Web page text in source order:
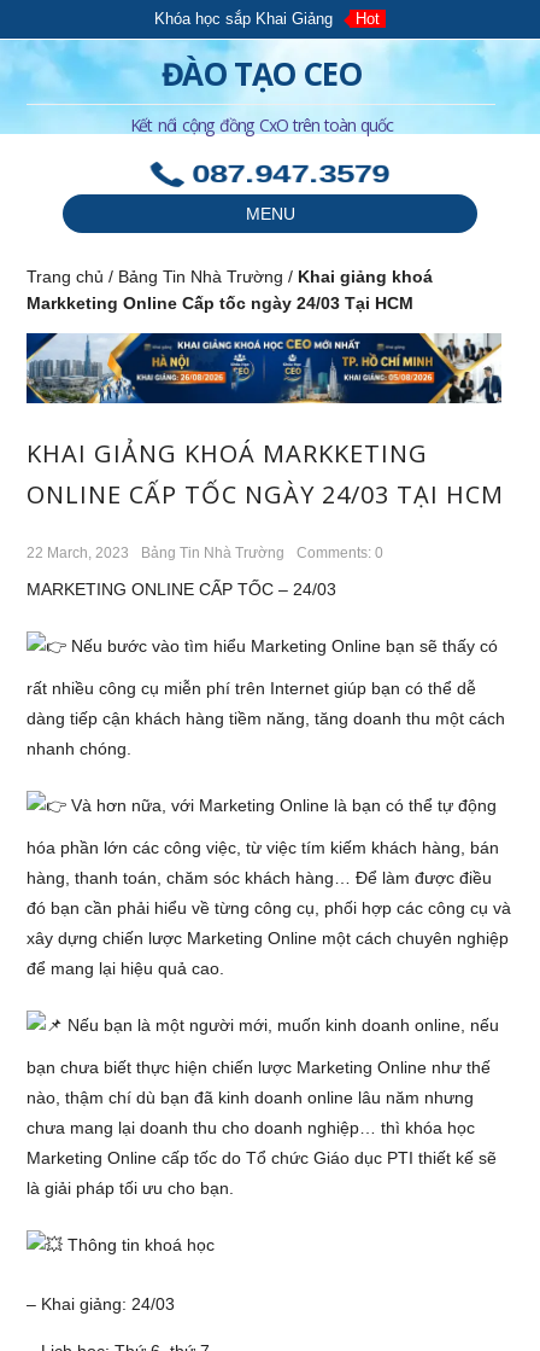
Khóa học sắp Khai Giảng Hot
ĐÀO TẠO CEO
Kết nối cộng đồng CxO trên toàn quốc
087.947.3579
MENU
Trang chủ / Bảng Tin Nhà Trường / Khai giảng khoá
Markketing Online Cấp tốc ngày 24/03 Tại HCM
KHAI GIẢNG KHOÁ MARKKETING
ONLINE CẤP TỐC NGÀY 24/03 TẠI HCM
22 March, 2023 Bảng Tin Nhà Trường Comments: 0
MARKETING ONLINE CẤP TỐC – 24/03
Nếu bước vào tìm hiểu Marketing Online bạn sẽ thấy có
rất nhiều công cụ miễn phí trên Internet giúp bạn có thể dễ
dàng tiếp cận khách hàng tiềm năng, tăng doanh thu một cách
nhanh chóng.
Và hơn nữa, với Marketing Online là bạn có thể tự động
hóa phần lớn các công việc, từ việc tím kiếm khách hàng, bán
hàng, thanh toán, chăm sóc khách hàng… Để làm được điều
đó bạn cần phải hiểu về từng công cụ, phối hợp các công cụ và
xây dựng chiến lược Marketing Online một cách chuyên nghiệp
để mang lại hiệu quả cao.
Nếu bạn là một người mới, muốn kinh doanh online, nếu
bạn chưa biết thực hiện chiến lược Marketing Online như thế
nào, thậm chí dù bạn đã kinh doanh online lâu năm nhưng
chưa mang lại doanh thu cho doanh nghiệp… thì khóa học
Marketing Online cấp tốc do Tổ chức Giáo dục PTI thiết kế sẽ
là giải pháp tối ưu cho bạn.
Thông tin khoá học
– Khai giảng: 24/03